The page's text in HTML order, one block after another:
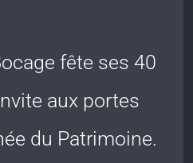
fête ses 40
aux portes
du Patrimoine.